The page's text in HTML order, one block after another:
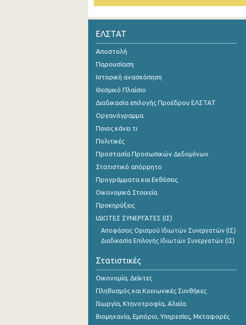
Αυγούστου 2024
Ιουλίου 2024
Ιουνίου 2024
Μαΐου 2024
Απριλίου 2024
Φεβρουαρίου 2024
Ιανουαρίου 2024
Δεκεμβρίου 2023
Νοεμβρίου 2023
Οκτωβρίου 2023
Σεπτεμβρίου 2023
Αυγούστου 2023
Ιουλίου 2023
Ιουνίου 2023
Μαΐου 2023
Απριλίου 2023
ΕΛΣΤΑΤ
Αποστολή
Παρουσίαση
Ιστορική ανασκόπηση
Θεσμικό Πλαίσιο
Διαδικασία επιλογής Προέδρου ΕΛΣΤΑΤ
Οργανόγραμμα
Ποιος κάνει τι
Πολιτικές
Προστασία Προσωπικών Δεδομένων
Στατιστικό απόρρητο
Προγράμματα και Εκθέσεις
Οικονομικά Στοιχεία
Προκηρύξεις
ΙΔΙΩΤΕΣ ΣΥΝΕΡΓΑΤΕΣ (ΙΣ)
Αποφάσεις Ορισμού Ιδιωτών Συνεργατών (ΙΣ)
Διαδικασία Επιλογής Ιδιωτών Συνεργατών (ΙΣ)
Στατιστικές
Οικονομία, Δείκτες
Πληθυσμός και Κοινωνικές Συνθήκες
Γεωργία, Κτηνοτροφία, Αλιεία
Βιομηχανία, Εμπόριο, Υπηρεσίες, Μεταφορές